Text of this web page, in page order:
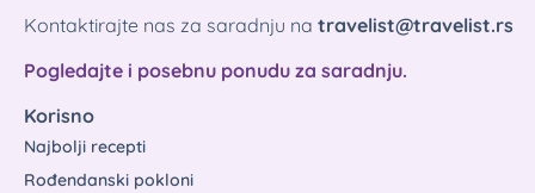
Kontaktirajte nas za saradnju na travelist@travelist.rs
Pogledajte i posebnu ponudu za saradnju.
Korisno
Najbolji recepti
Rođendanski pokloni